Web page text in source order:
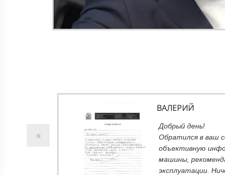
ВАЛЕРИЙ
Добрый день!
Обратился в ваш
объективную
машины,
эксплуатации.